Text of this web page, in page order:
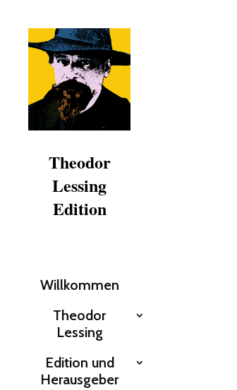
Theodor
Lessing
Edition
Willkommen
Theodor
Lessing
Edition und
Herausgeber